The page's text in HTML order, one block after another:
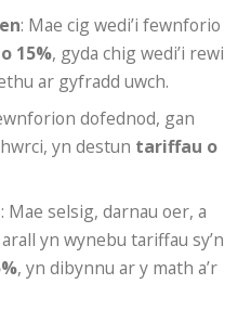
: Mae cig wedi’i fewnforio
15%, gyda chig wedi’i rewi
ar gyfradd uwch.
dofednod, gan
yn destun tariffau o
: Mae selsig, darnau oer, a
yn wynebu tariffau sy’n
, yn dibynnu ar y math a’r